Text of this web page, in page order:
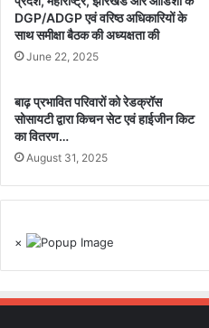
DGP/ADGP एवं वरिष्ठ अधिकारियों के
साथ समीक्षा बैठक की अध्यक्षता की
June 22, 2025
बाढ़ प्रभावित परिवारों को रेडक्रॉस
सोसायटी द्वारा किचन सेट एवं हाईजीन किट
का वितरण…
August 31, 2025
×